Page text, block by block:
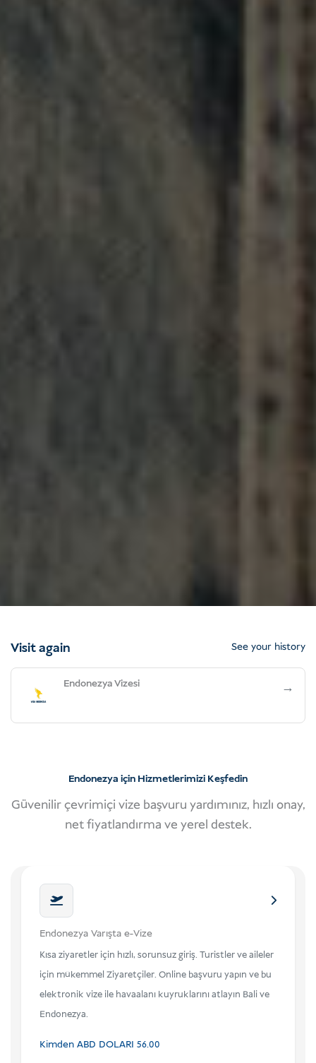
Visit again See your history
Endonezya Vizesi →
Endonezya için Hizmetlerimizi Keşfedin
Güvenilir çevrimiçi vize başvuru yardımınız, hızlı onay,
net fiyatlandırma ve yerel destek.
Endonezya Varışta e-Vize
Kısa ziyaretler için hızlı, sorunsuz giriş. Turistler ve aileler
için mükemmel Ziyaretçiler. Online başvuru yapın ve bu
elektronik vize ile havaalanı kuyruklarını atlayın Bali ve
Endonezya.
Kimden ABD DOLARI 56.00